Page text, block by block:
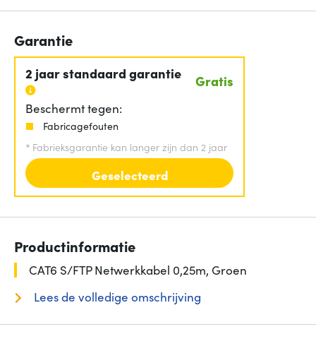
Garantie
2 jaar standaard garantie Gratis
Beschermt tegen:
Fabricagefouten
* Fabrieksgarantie kan langer zijn dan 2 jaar
Geselecteerd
Productinformatie
CAT6 S/FTP Netwerkkabel 0,25m, Groen
Lees de volledige omschrijving